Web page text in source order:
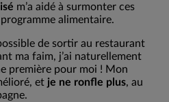
m’a aidé à surmonter ces
alimentaire.
de sortir au restaurant
ma faim, j’ai naturellement
première pour moi ! Mon
et je ne ronfle plus, au